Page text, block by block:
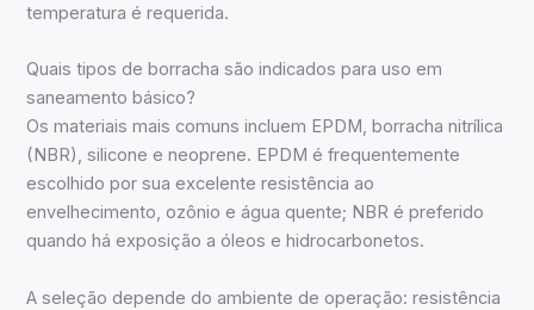
temperatura é requerida.
Quais tipos de borracha são indicados para uso em
saneamento básico?
Os materiais mais comuns incluem EPDM, borracha nitrílica
(NBR), silicone e neoprene. EPDM é frequentemente
escolhido por sua excelente resistência ao
envelhecimento, ozônio e água quente; NBR é preferido
quando há exposição a óleos e hidrocarbonetos.
A seleção depende do ambiente de operação: resistência